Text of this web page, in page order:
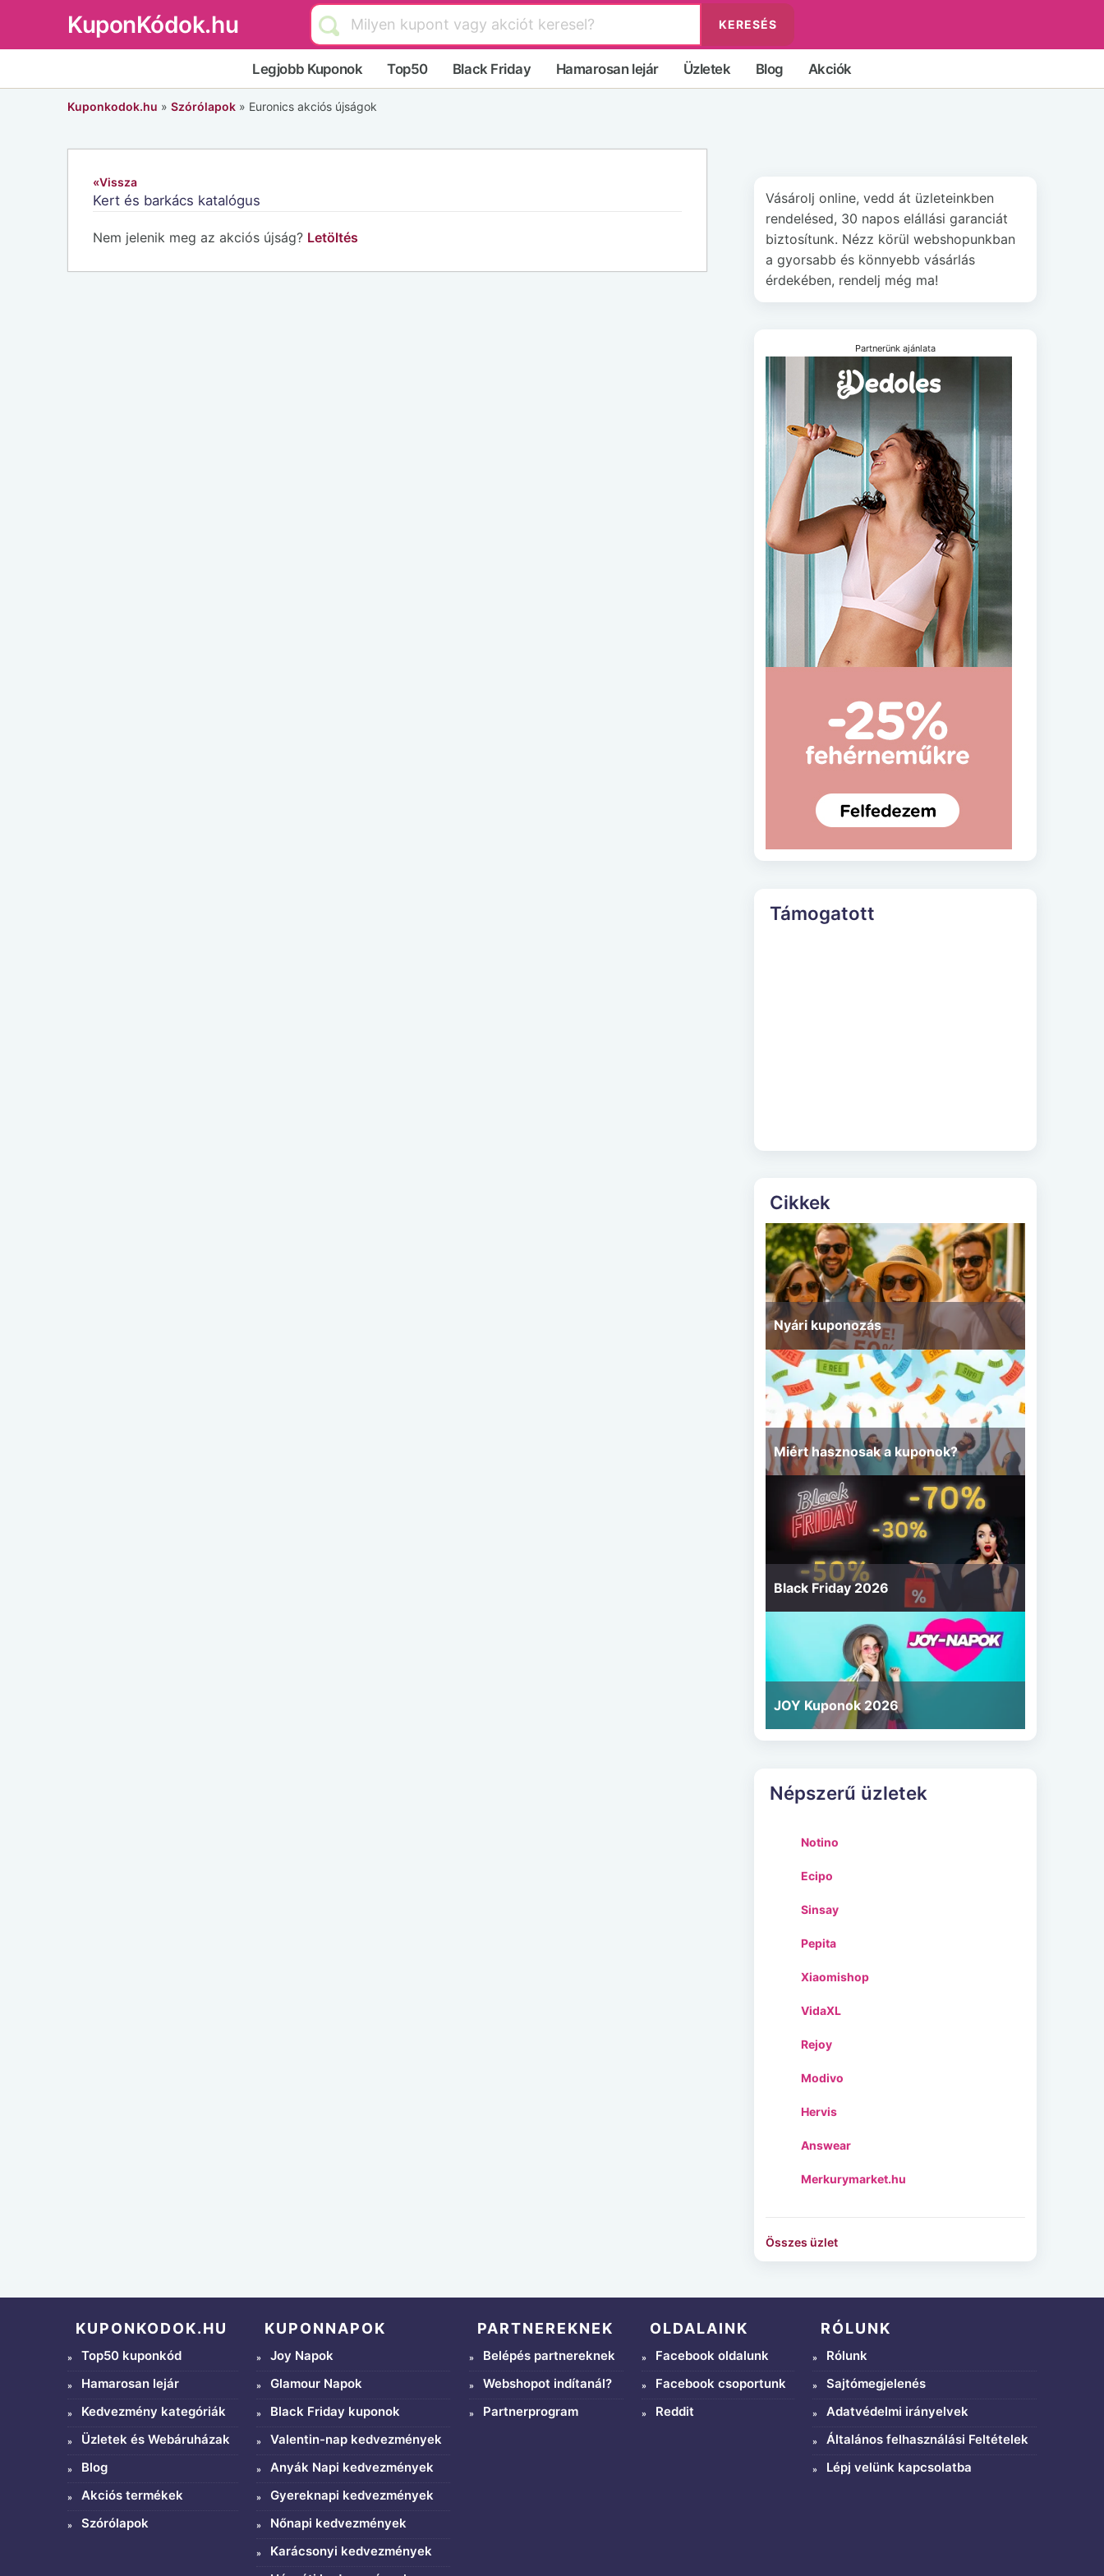
KuponKódok.hu KERESÉS
Legjobb Kuponok Top50 Black Friday Hamarosan lejár Üzletek Blog Akciók
Kuponkodok.hu » Szórólapok » Euronics akciós újságok
«Vissza
Kert és barkács katalógus
Nem jelenik meg az akciós újság? Letöltés
Vásárolj online, vedd át üzleteinkben
rendelésed, 30 napos elállási garanciát
biztosítunk. Nézz körül webshopunkban
a gyorsabb és könnyebb vásárlás
érdekében, rendelj még ma!
Partnerünk ajánlata
Támogatott
Cikkek
Nyári kuponozás
Miért hasznosak a kuponok?
Black Friday 2026
JOY Kuponok 2026
Népszerű üzletek
Notino
Ecipo
Sinsay
Pepita
Xiaomishop
VidaXL
Rejoy
Modivo
Hervis
Answear
Merkurymarket.hu
Összes üzlet
KUPONKODOK.HU
Top50 kuponkód
Hamarosan lejár
Kedvezmény kategóriák
Üzletek és Webáruházak
Blog
Akciós termékek
Szórólapok
KUPONNAPOK
Joy Napok
Glamour Napok
Black Friday kuponok
Valentin-nap kedvezmények
Anyák Napi kedvezmények
Gyereknapi kedvezmények
Nőnapi kedvezmények
Karácsonyi kedvezmények
PARTNEREKNEK
Belépés partnereknek
Webshopot indítanál?
Partnerprogram
OLDALAINK
Facebook oldalunk
Facebook csoportunk
Reddit
RÓLUNK
Rólunk
Sajtómegjelenés
Adatvédelmi irányelvek
Általános felhasználási Feltételek
Lépj velünk kapcsolatba